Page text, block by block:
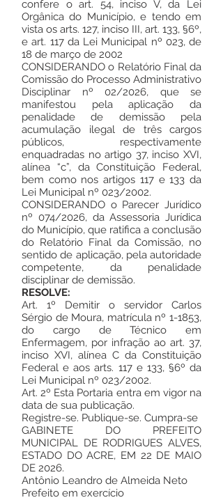
confere o art. 54, inciso V, da Lei
Orgânica do Município, e tendo em
vista os arts. 127, inciso III, art. 133, §6º,
e art. 117 da Lei Municipal nº 023, de
18 de março de 2002
CONSIDERANDO o Relatório Final da
Comissão do Processo Administrativo
Disciplinar nº 02/2026, que se
manifestou pela aplicação da
penalidade de demissão pela
acumulação ilegal de três cargos
públicos, respectivamente
enquadradas no artigo 37, inciso XVI,
alínea “c”, da Constituição Federal,
bem como nos artigos 117 e 133 da
Lei Municipal nº 023/2002.
CONSIDERANDO o Parecer Jurídico
nº 074/2026, da Assessoria Jurídica
do Município, que ratifica a conclusão
do Relatório Final da Comissão, no
sentido de aplicação, pela autoridade
competente, da penalidade
disciplinar de demissão.
RESOLVE:
Art. 1º Demitir o servidor Carlos
Sérgio de Moura, matrícula nº 1-1853,
do cargo de Técnico em
Enfermagem, por infração ao art. 37,
inciso XVI, alínea C da Constituição
Federal e aos arts. 117 e 133, §6º da
Lei Municipal nº 023/2002.
Art. 2º Esta Portaria entra em vigor na
data de sua publicação.
Registre-se. Publique-se. Cumpra-se
GABINETE DO PREFEITO
MUNICIPAL DE RODRIGUES ALVES,
ESTADO DO ACRE, EM 22 DE MAIO
DE 2026.
Antônio Leandro de Almeida Neto
Prefeito em exercício